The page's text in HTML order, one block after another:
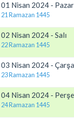
01 Nisan 2024 -
21 Ramazan 1445
02 Nisan 2024 - Salı
22 Ramazan 1445
03 Nisan 2024 -
23 Ramazan 1445
04 Nisan 2024 -
24 Ramazan 1445